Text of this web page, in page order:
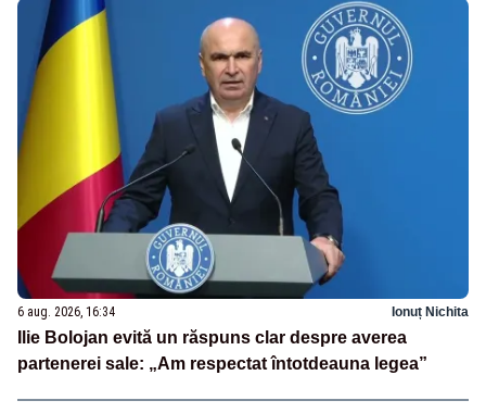
6 aug. 2026, 16:34 Ionuț Nichita
Ilie Bolojan evită un răspuns clar despre averea
partenerei sale: „Am respectat întotdeauna legea”